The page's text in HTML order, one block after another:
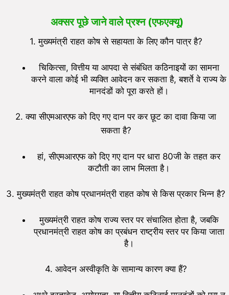
अक्सर पूछे जाने वाले प्रश्न (एफएक्यू)
1. मुख्यमंत्री राहत कोष से सहायता के लिए कौन पात्र है?
चिकित्सा, वित्तीय या आपदा से संबंधित कठिनाइयों का सामना
करने वाला कोई भी व्यक्ति आवेदन कर सकता है, बशर्ते वे राज्य के
मानदंडों को पूरा करते हों।
2. क्या सीएमआरएफ को दिए गए दान पर कर छूट का दावा किया जा
सकता है?
हां, सीएमआरएफ को दिए गए दान पर धारा 80जी के तहत कर
कटौती का लाभ मिलता है।
3. मुख्यमंत्री राहत कोष प्रधानमंत्री राहत कोष से किस प्रकार भिन्न है?
मुख्यमंत्री राहत कोष राज्य स्तर पर संचालित होता है, जबकि
प्रधानमंत्री राहत कोष का प्रबंधन राष्ट्रीय स्तर पर किया जाता
है।
4. आवेदन अस्वीकृति के सामान्य कारण क्या हैं?